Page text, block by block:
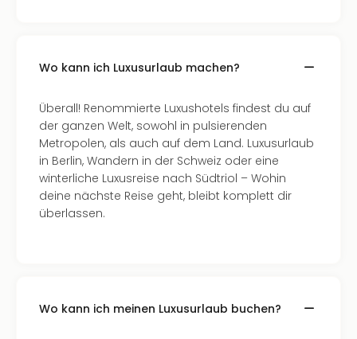
Wo kann ich Luxusurlaub machen?
Überall! Renommierte Luxushotels findest du auf
der ganzen Welt, sowohl in pulsierenden
Metropolen, als auch auf dem Land. Luxusurlaub
in Berlin, Wandern in der Schweiz oder eine
winterliche Luxusreise nach Südtriol – Wohin
deine nächste Reise geht, bleibt komplett dir
überlassen.
Wo kann ich meinen Luxusurlaub buchen?